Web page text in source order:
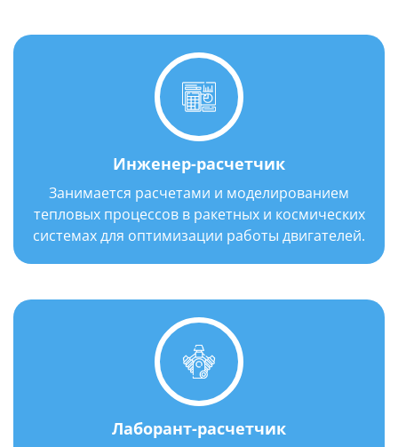
Инженер-расчетчик
Занимается расчетами и моделированием
тепловых процессов в ракетных и космических
системах для оптимизации работы двигателей.
Лаборант-расчетчик